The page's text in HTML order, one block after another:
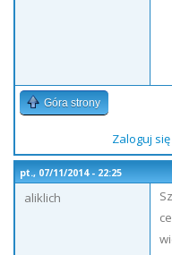
Góra strony
Zaloguj się
pt., 07/11/2014 - 22:25
aliklich